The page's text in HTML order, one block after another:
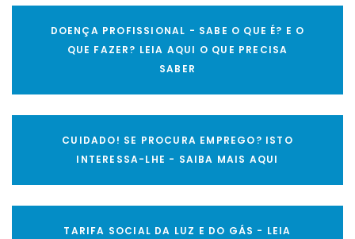
DOENÇA PROFISSIONAL - SABE O QUE É? E O
QUE FAZER? LEIA AQUI O QUE PRECISA
SABER
CUIDADO! SE PROCURA EMPREGO? ISTO
INTERESSA-LHE - SAIBA MAIS AQUI
TARIFA SOCIAL DA LUZ E DO GÁS - LEIA